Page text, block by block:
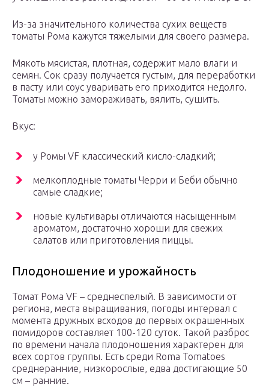
Из-за значительного количества сухих веществ
томаты Рома кажутся тяжелыми для своего размера.
Мякоть мясистая, плотная, содержит мало влаги и
семян. Сок сразу получается густым, для переработки
в пасту или соус уваривать его приходится недолго.
Томаты можно замораживать, вялить, сушить.
Вкус:
у Ромы VF классический кисло-сладкий;
мелкоплодные томаты Черри и Беби обычно
самые сладкие;
новые культивары отличаются насыщенным
ароматом, достаточно хороши для свежих
салатов или приготовления пиццы.
Плодоношение и урожайность
Томат Рома VF – среднеспелый. В зависимости от
региона, места выращивания, погоды интервал с
момента дружных всходов до первых окрашенных
помидоров составляет 100-120 суток. Такой разброс
по времени начала плодоношения характерен для
всех сортов группы. Есть среди Roma Tomatoes
среднеранние, низкорослые, едва достигающие 50
см – ранние.